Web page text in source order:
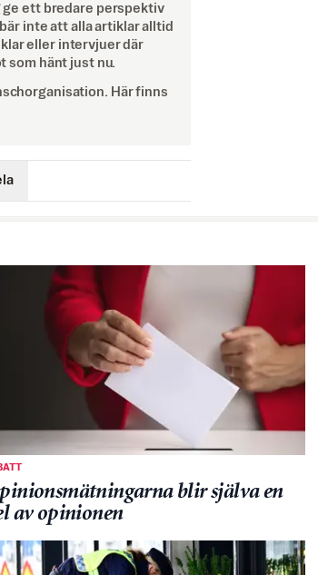
ge ett bredare perspektiv
inte att alla artiklar alltid
eller intervjuer där
som hänt just nu.
Här finns
blir själva en
av opinionen